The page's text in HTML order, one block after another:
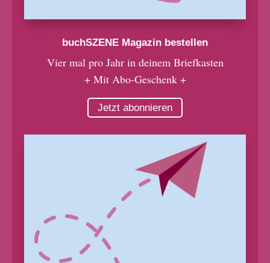
buchSZENE Magazin bestellen
Vier mal pro Jahr in deinem Briefkasten
+ Mit Abo-Geschenk +
Jetzt abonnieren